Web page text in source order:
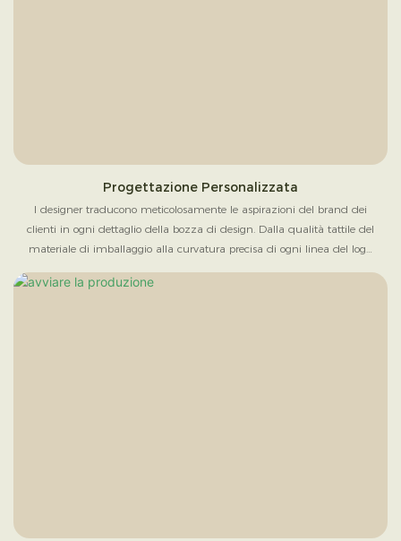
Progettazione Personalizzata
I designer traducono meticolosamente le aspirazioni del brand dei
clienti in ogni dettaglio della bozza di design. Dalla qualità tattile del
materiale di imballaggio alla curvatura precisa di ogni linea del logo,